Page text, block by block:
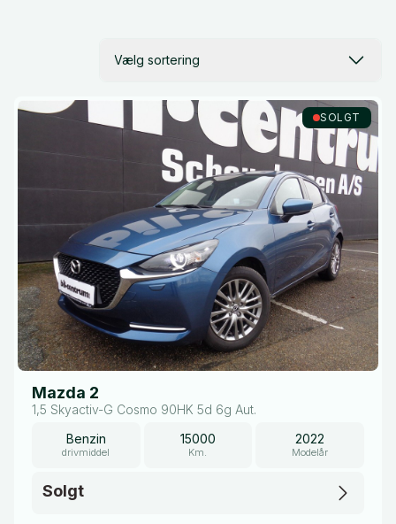
Vælg sortering
SOLGT
Mazda 2
1,5 Skyactiv-G Cosmo 90HK 5d 6g Aut.
Benzin
drivmiddel
15000
Km.
2022
Modelår
Solgt